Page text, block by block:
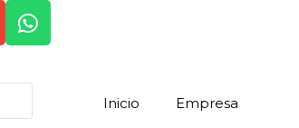
Inicio Empresa